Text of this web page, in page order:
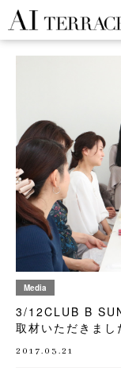
Media
3/12CLUB B
取材いただきまし
2017.03.21